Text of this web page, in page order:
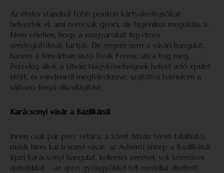
Az ételes standnál több ponton kártyaleolvasókat
helyeztek el, ami nemcsak gyors, de higiénikus megoldás is.
Nem véletlen, hogy a magyarokat figyelmes
vendéglátóknak tartják. De engem nem a vásári hangulat,
hanem a fényárban úszó Deák Ferenc utca fog meg.
Percekig állok a Litván Nagykövetségnek helyet adó épület
előtt, és mindenről megfeledkezve, szájtátva bámulom a
változó fényű díszvilágítást.
Karácsonyi vásár a Bazilikánál
Innen csak pár perc sétára, a Szent István téren található,
másik híres karácsonyi vásár, az Adventi ünnep a Bazilikánál.
Igazi karácsonyi hangulat, kellemes zenével, sok kézműves
ajándékkal – az apró gyöngyökkel teli medállal díszített